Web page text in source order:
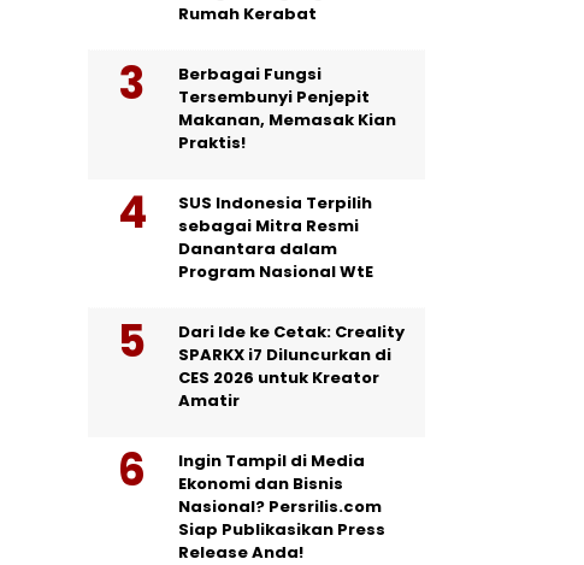
Rumah Kerabat
Berbagai Fungsi
Tersembunyi Penjepit
Makanan, Memasak Kian
Praktis!
SUS Indonesia Terpilih
sebagai Mitra Resmi
Danantara dalam
Program Nasional WtE
Dari Ide ke Cetak: Creality
SPARKX i7 Diluncurkan di
CES 2026 untuk Kreator
Amatir
Ingin Tampil di Media
Ekonomi dan Bisnis
Nasional? Persrilis.com
Siap Publikasikan Press
Release Anda!